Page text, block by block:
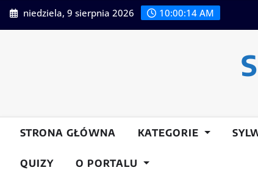
Przeskoczniedziela, 9 sierpnia 2026 10:00:15 AM
STRONA GŁÓWNA KATEGORIE
QUIZY O PORTALU